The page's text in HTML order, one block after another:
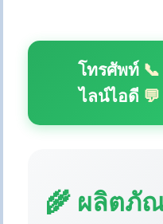
โทรศัพท์
ไลน์ไอดี
🌾 ผลิตภั